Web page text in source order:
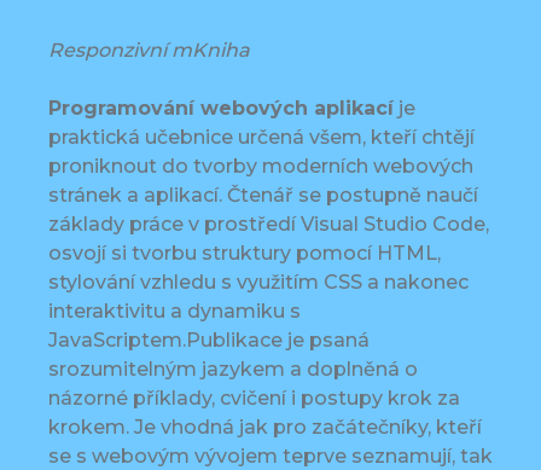
Responzivní mKniha
Programování webových aplikací je
praktická učebnice určená všem, kteří chtějí
proniknout do tvorby moderních webových
stránek a aplikací. Čtenář se postupně naučí
základy práce v prostředí Visual Studio Code,
osvojí si tvorbu struktury pomocí HTML,
stylování vzhledu s využitím CSS a nakonec
interaktivitu a dynamiku s
JavaScriptem.Publikace je psaná
srozumitelným jazykem a doplněná o
názorné příklady, cvičení i postupy krok za
krokem. Je vhodná jak pro začátečníky, kteří
se s webovým vývojem teprve seznamují, tak